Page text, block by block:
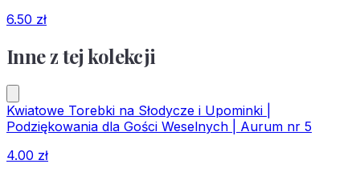
6.50 zł
Inne z tej kolekcji
Kwiatowe Torebki na Słodycze i Upominki |
Podziękowania dla Gości Weselnych | Aurum nr 5
4.00 zł